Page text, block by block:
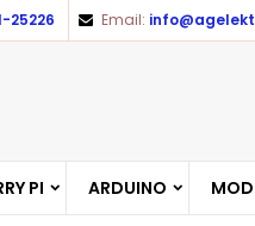
25226 Email:
PI ARDUINO